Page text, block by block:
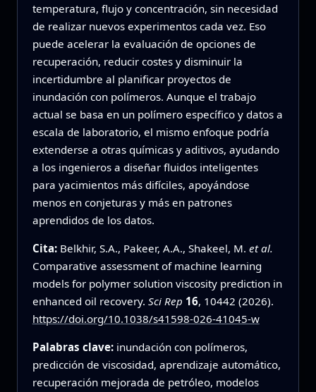
temperatura, flujo y concentración, sin necesidad
de realizar nuevos experimentos cada vez. Eso
puede acelerar la evaluación de opciones de
recuperación, reducir costes y disminuir la
incertidumbre al planificar proyectos de
inundación con polímeros. Aunque el trabajo
actual se basa en un polímero específico y datos a
escala de laboratorio, el mismo enfoque podría
extenderse a otras químicas y aditivos, ayudando
a los ingenieros a diseñar fluidos inteligentes
para yacimientos más difíciles, apoyándose
menos en conjeturas y más en patrones
aprendidos de los datos.
Cita: Belkhir, S.A., Pakeer, A.A., Shakeel, M. et al.
Comparative assessment of machine learning
models for polymer solution viscosity prediction in
enhanced oil recovery. Sci Rep 16, 10442 (2026).
https://doi.org/10.1038/s41598-026-41045-w
Palabras clave: inundación con polímeros,
predicción de viscosidad, aprendizaje automático,
recuperación mejorada de petróleo, modelos